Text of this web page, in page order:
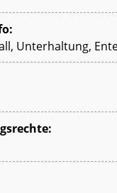
Unterhaltung,